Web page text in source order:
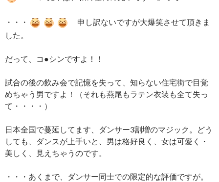
・・・
申し訳ないですが大爆笑させて頂きま
した。
だって、コ●シンですよ！！
試合の後の飲み会で記憶を失って、知らない住宅街で目覚
めちゃう男ですよ！（それも燕尾もラテン衣装も全て失っ
て・・・・）
日本全国で蔓延してます、ダンサー3割増のマジック。どう
しても、ダンスが上手いと、男は格好良く、女は可愛く・
美しく、見えちゃうのです。
・・・あくまで、ダンサー同士での限定的な評価ですが。